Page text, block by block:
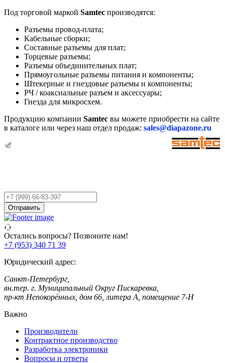
Под торговой маркой Samtec производятся:
Разъемы провод-плата;
Кабельные сборки;
Составные разъемы для плат;
Торцевые разъемы;
Разъемы объединительных плат;
Прямоугольные разъемы питания и компоненты;
Штекерные и гнездовые разъемы и компоненты;
РЧ / коаксиальные разъем и аксессуары;
Гнезда для микросхем.
Продукцию компании Samtec вы можете приобрести на сайте
в каталоге или через наш отдел продаж: sales@diapazone.ru
Ваш
телефон
Отправить
Остались вопросы? Позвоните нам!
+7 (953) 340 71 39
Юридический адрес:
Санкт-Петербург,
вн.тер. г. Муниципальный Округ Пискаревка,
пр-кт Непокорённых, дом 66, литера А, помещение 7-Н
Важно
Производители
Контрактное производство
Разработка электроники
Вопросы и ответы